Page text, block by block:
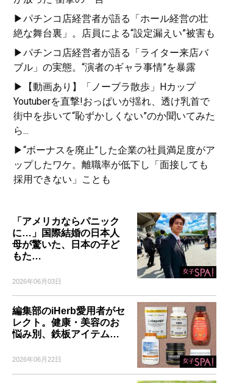
▶パチンコ店経営者が語る「ホール経営の壮
絶な舞台裏」。店員による“設定漏えい”被害も
▶パチンコ店経営者が語る「ライター来店バ
ブル」の実態。“演者のギャラ事情”を暴露
▶【動画あり】「ノーブラ散歩」Hカップ
Youtuberを直撃!おっぱいが揺れ、透け乳首で
街中を歩いて“恥ずかしくない”のか聞いてみた
ら...
▶“ボーナスを廃止”した企業の社員満足度がア
ップしたワケ。離職率が低下し「面接しても
採用できない」ことも
「アメリカならパニック
に…」国際結婚の日本人
母が驚いた、日本の子ど
もた…
2026年06月03日
編集部のiHerb愛用者がセ
レクト。健康・美容のお
悩み別、鉄板アイテム…
2026年06月22日